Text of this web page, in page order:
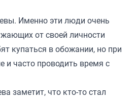
Именно эти люди очень
от своей личности
купаться в обожании, но при
и часто проводить время с
заметит, что кто-то стал